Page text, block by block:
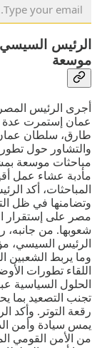
الرئيس
موسعة
أجرى الرئيس
عمان إستمرت عدة
طارق، سلطان عمان،
والتشاور حول
مباحثات موسعة
مأدبة عشاء عمل
المباحثات، أكد
وتضامنها في ظل
مصر على إستقرار
شعوبها. من جانبه،
الرئيس السيسي،
وما يربط الشعبين
اللقاء تطورات
الحلول السياسية
تجنب التصعيد بما
رقعة التوتر.
يمس سيادة وأمن
من الأمن القومي